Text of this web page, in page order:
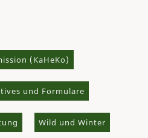
(KaHeKo)
und Formulare
Wild und Winter